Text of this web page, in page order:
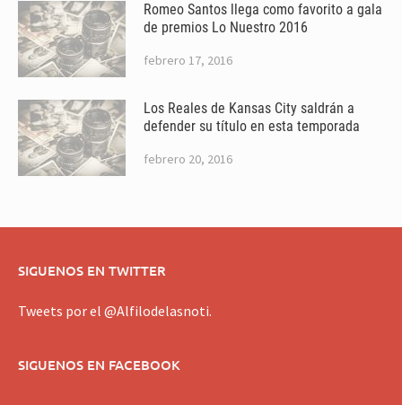
Romeo Santos llega como favorito a gala
de premios Lo Nuestro 2016
febrero 17, 2016
Los Reales de Kansas City saldrán a
defender su título en esta temporada
febrero 20, 2016
SIGUENOS EN TWITTER
Tweets por el @Alfilodelasnoti.
SIGUENOS EN FACEBOOK